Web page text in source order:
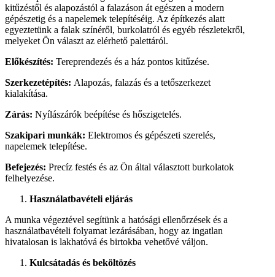
kitűzéstől és alapozástól a falazáson át egészen a modern
gépészetig és a napelemek telepítéséig. Az építkezés alatt
egyeztetünk a falak színéről, burkolatról és egyéb részletekről,
melyeket Ön választ az elérhető palettáról.
Előkészítés: Tereprendezés és a ház pontos kitűzése.
Szerkezetépítés: Alapozás, falazás és a tetőszerkezet
kialakítása.
Zárás: Nyílászárók beépítése és hőszigetelés.
Szakipari munkák: Elektromos és gépészeti szerelés,
napelemek telepítése.
Befejezés: Precíz festés és az Ön által választott burkolatok
felhelyezése.
Használatbavételi eljárás
A munka végeztével segítünk a hatósági ellenőrzések és a
használatbavételi folyamat lezárásában, hogy az ingatlan
hivatalosan is lakhatóvá és birtokba vehetővé váljon.
Kulcsátadás és beköltözés